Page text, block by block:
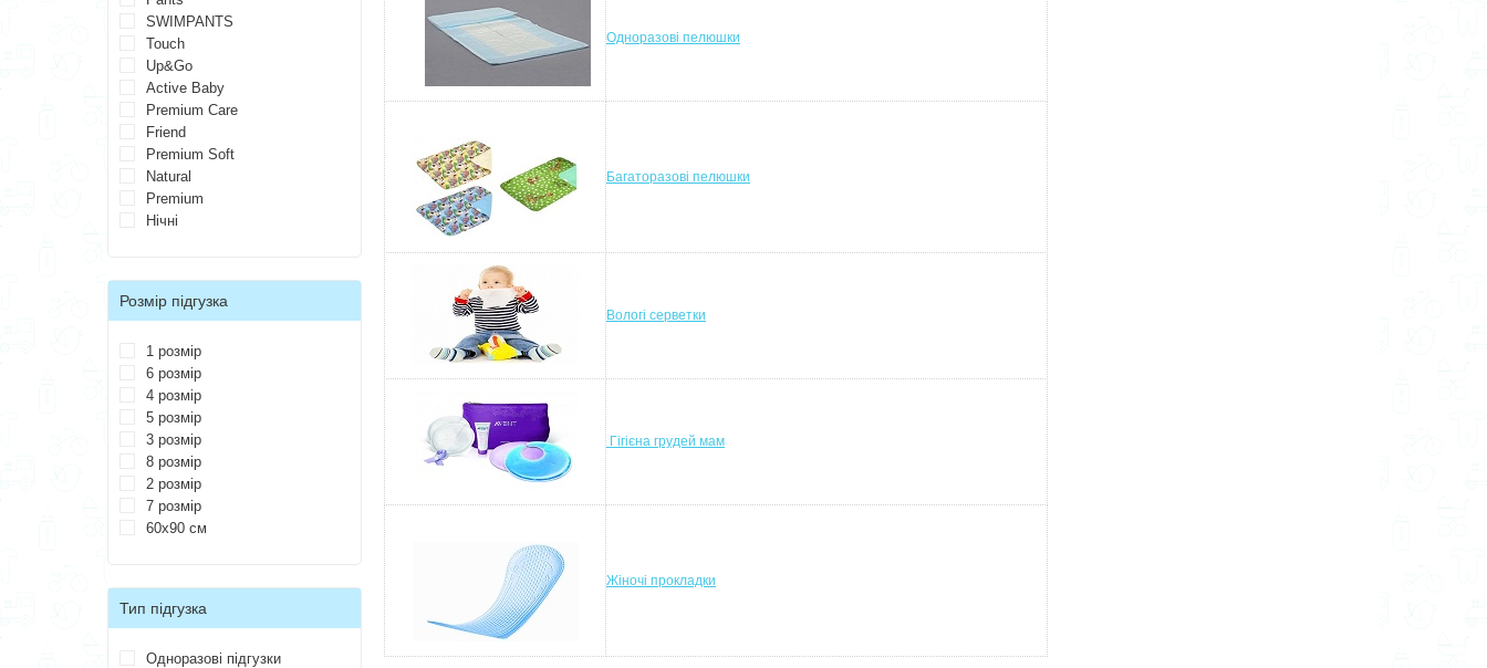
SWIMPANTS
Touch
Up&Go
Active Baby
Premium Care
Friend
Premium Soft
Natural
Premium
Нічні
Розмір підгузка
1 розмір
6 розмір
4 розмір
5 розмір
3 розмір
8 розмір
2 розмір
7 розмір
60х90 см
Тип підгузка
Одноразові підгузки
Одноразові пелюшки
Багаторазові пелюшки
Вологі серветки
Гігієна грудей мам
Жіночі прокладки